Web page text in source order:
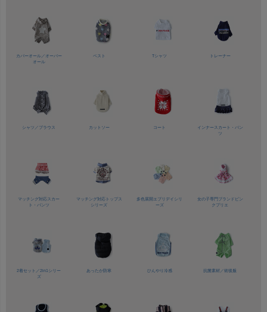
カバーオール／ オーバー
オール
ベスト Tシャツ トレーナー
シャツ／ ブラウス カットソー コート
インナースカート・パン
ツ
マッチング対応スカー
ト・パンツ
マッチング対応トップス
シリーズ
多色展開 エブリデイシリ
ーズ
女の子専門ブランド ピン
クプリエ
2着セット／2in1シリー
ズ
あったか防寒 ひんやり冷感 抗菌素材／ 術後服